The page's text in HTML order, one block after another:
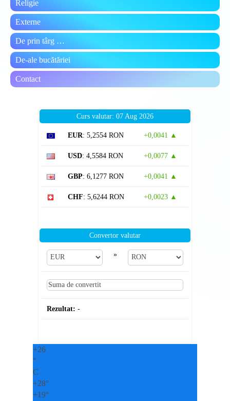
Religie
Externe
De prin târg …
De-ale bucătăriei
Contact
Curs valutar: 07 Aug 2026
EUR: 5,2554 RON +0,0041 ▲
USD: 4,5584 RON +0,0077 ▲
GBP: 6,1277 RON +0,0041 ▲
CHF: 5,6244 RON +0,0023 ▲
Convertor valutar
»
Rezultat: -
+26
°
C
+28°
+19°